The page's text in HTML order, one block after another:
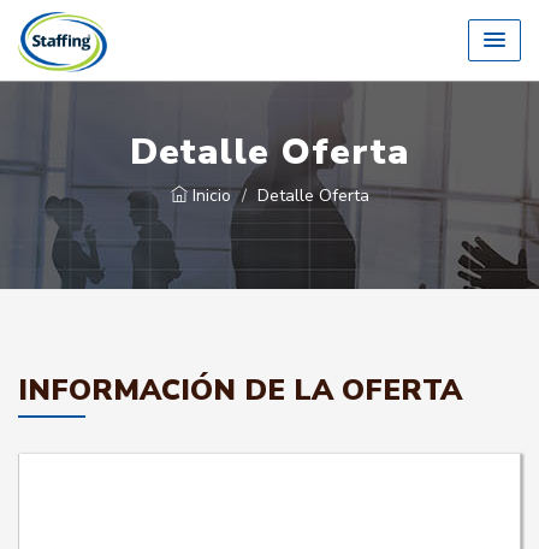
Detalle Oferta
Inicio Detalle Oferta
INFORMACIÓN DE LA OFERTA